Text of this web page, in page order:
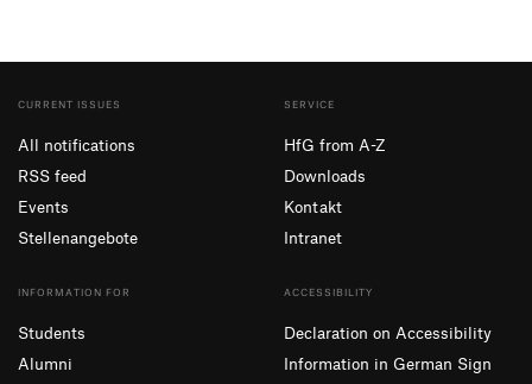
CURRENT ISSUES
All notifications
RSS feed
Events
Stellenangebote
SERVICE
HfG from A-Z
Downloads
Kontakt
Intranet
INFORMATION FOR
Students
Alumni
ACCESSIBILITY
Declaration on Accessibility
Information in German Sign